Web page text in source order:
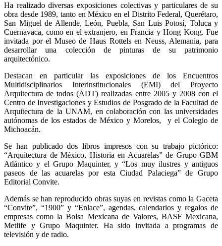
Ha realizado diversas exposiciones colectivas y particulares de su
obra desde 1989, tanto en México en el Distrito Federal, Querétaro,
San Miguel de Allende, León, Puebla, San Luis Potosí, Toluca y
Cuernavaca, como en el extranjero, en Francia y Hong Kong. Fue
invitada por el Museo de Haus Rottels en Neuss, Alemania, para
desarrollar una colección de pinturas de su patrimonio
arquitectónico.
Destacan en particular las exposiciones de los Encuentros
Multidisciplinarios Interinstitucionales (EMI) del Proyecto
Arquitectura de todos (ADT) realizadas entre 2005 y 2008 con el
Centro de Investigaciones y Estudios de Posgrado de la Facultad de
Arquitectura de la UNAM, en colaboración con las universidades
autónomas de los estados de México y Morelos, y el Colegio de
Michoacán.
Se han publicado dos libros impresos con su trabajo pictórico:
“Arquitectura de México, Historia en Acuarelas” de Grupo GBM
Atlántico y el Grupo Maquinter, y “Los muy ilustres y antiguos
paseos de las acuarelas por esta Ciudad Palaciega” de Grupo
Editorial Convite.
Además se han reproducido obras suyas en revistas como la Gaceta
“Convite”, “1900” y “Enlace”, agendas, calendarios y regalos de
empresas como la Bolsa Mexicana de Valores, BASF Mexicana,
Metlife y Grupo Maquinter. Ha sido invitada a programas de
televisión y de radio.